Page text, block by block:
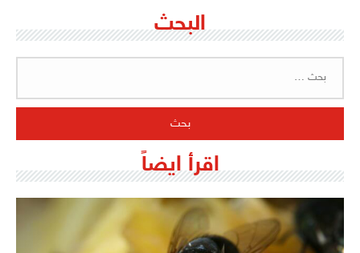
البحث
اقرأ ايضاً